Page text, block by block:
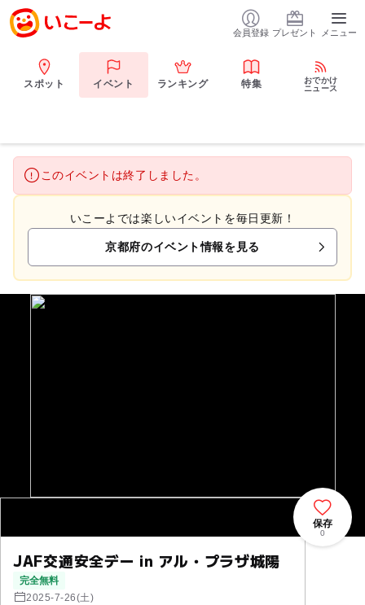
会員登録 プレゼント メニュー
スポット イベント ランキング 特集
おでかけ
ニュース
このイベントは終了しました。
いこーよでは楽しいイベントを毎日更新！
京都府のイベント情報を見る
JAF交通安全デー in アル・プラザ城陽
完全無料
2025-7-26(土)
保存
0